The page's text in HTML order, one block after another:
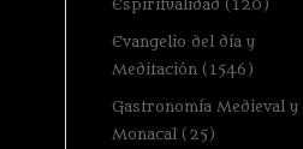
Espiritualidad (120)
Evangelio del día y
Meditación (1546)
Gastronomía Medieval y
Monacal (25)